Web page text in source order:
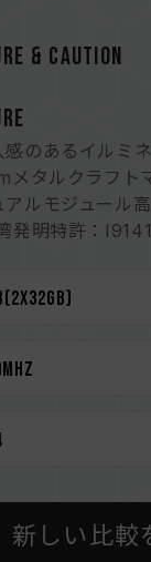
& CAUTION
感のあるイルミ
メタルクラフト
アルモジュール
発明特許：
の放熱設計を強
レギュレータ
テリジェント
発明特許:
的な回路構造設
湾特許: I842298
国発明特許:
新しい比較